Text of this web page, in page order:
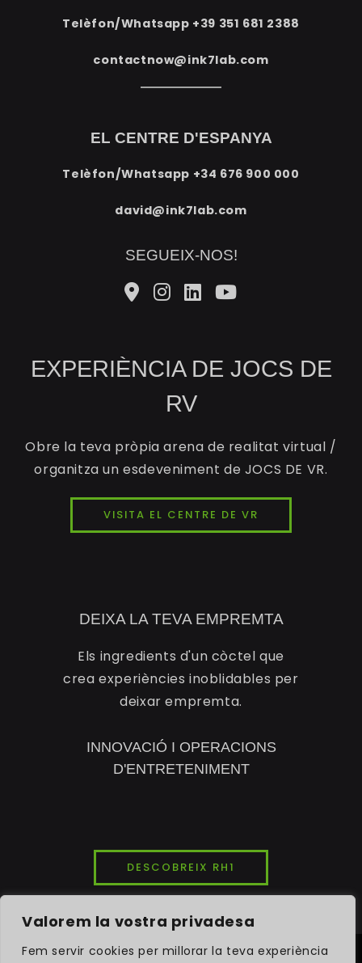
Valorem la vostra privadesa
Fem servir cookies per millorar la teva experiència
Telèfon/Whatsapp +39 351 681 2388
contactnow@ink7lab.com
EL CENTRE D'ESPANYA
Telèfon/Whatsapp +34 676 900 000
david@ink7lab.com
SEGUEIX-NOS!
EXPERIÈNCIA DE JOCS DE
RV
Obre la teva pròpia arena de realitat virtual /
organitza un esdeveniment de JOCS DE VR.
VISITA EL CENTRE DE VR
DEIXA LA TEVA EMPREMTA
Els ingredients d'un còctel que
crea experiències inoblidables per
deixar empremta.
INNOVACIÓ I OPERACIONS
D'ENTRETENIMENT
DESCOBREIX RH1
STUDIOS. TOTS ELS DRETS RESERVATS.